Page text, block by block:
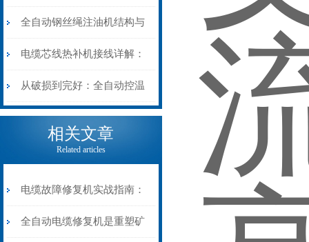
阻”到“波形特征”的精准诊
断逻辑
动电缆修复机的快速换型逻
辑
全自动钢丝绳注油机结构与
工作原理：揭秘高效润滑的
机械密码
电缆芯线热补机接线详解：
从入门到精通
从破损到完好：全自动控温
电缆热补机的核心价值
相关文章
Related articles
电缆故障修复机实战指南：
从“盲测”到“精确定点”的三
全自动电缆修复机是重塑矿